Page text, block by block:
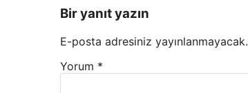
Bir yanıt yazın
E-posta adresiniz yayınlanmayacak.
Yorum *